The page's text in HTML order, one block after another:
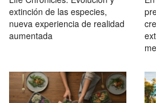
extinción de las especies,
nueva experiencia de realidad
aumentada